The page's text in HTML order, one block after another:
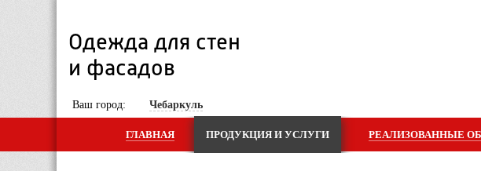
Одежда для стен
и фасадов
Ваш город: Чебаркуль
ГЛАВНАЯ ПРОДУКЦИЯ И УСЛУГИ РЕАЛИЗОВАННЫЕ